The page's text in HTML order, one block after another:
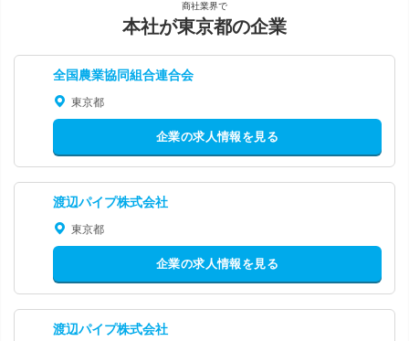
商社業界で
本社が東京都の企業
全国農業協同組合連合会
東京都
企業の求人情報を見る
渡辺パイプ株式会社
東京都
企業の求人情報を見る
渡辺パイプ株式会社